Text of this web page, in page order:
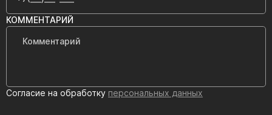
КОММЕНТАРИЙ
Согласие на обработку персональных данных